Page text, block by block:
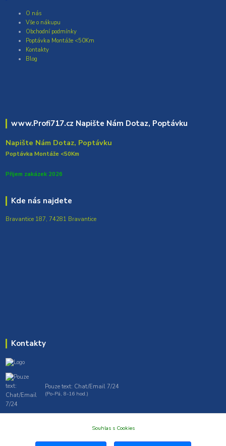
O nás
Vše o nákupu
Obchodní podmínky
Poptávka Montáže <50Km
Kontakty
Blog
www.Profi717.cz Napište Nám Dotaz, Poptávku
Napište Nám Dotaz, Poptávku
Poptávka Montáže <50Km
Přijem zakázek 2026
Kde nás najdete
Bravantice 187, 74281 Bravantice
Kontakty
Pouze text: Chat/Email 7/24
(Po-Pá, 8-16 hod.)
Souhlas s Cookies